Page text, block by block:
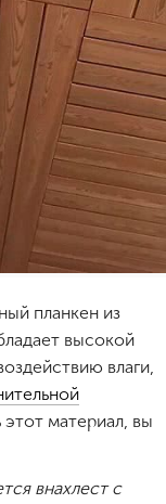
планкен из
высокой
влаги,
материал, вы
внахлест с